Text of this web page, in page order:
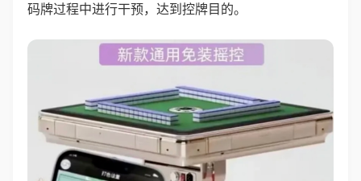
码牌过程中进行干预，达到控牌目的。